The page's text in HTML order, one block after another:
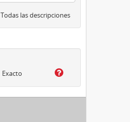
Todas las descripciones
Exacto